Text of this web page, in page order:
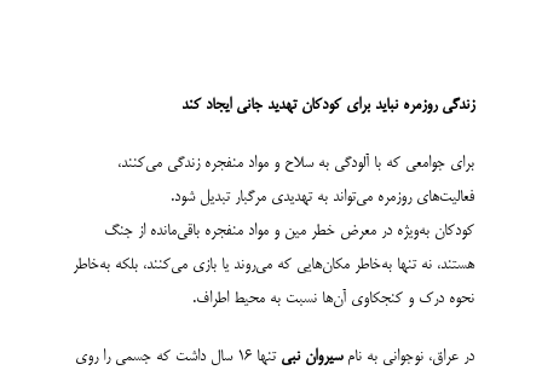
زندگی روزمره نباید برای کودکان تهدید جانی ایجاد کند
برای جوامعی که با آلودگی به سلاح و مواد منفجره زندگی می‌کنند،
فعالیت‌های روزمره می‌تواند به تهدیدی مرگبار تبدیل شود.
کودکان به‌ویژه در معرض خطر مین‌ و مواد منفجره باقی‌مانده از جنگ
هستند، نه تنها به‌خاطر مکان‌هایی که می‌روند یا بازی می‌کنند، بلکه به‌خاطر
نحوه درک و کنجکاوی آن‌ها نسبت به محیط اطراف.
در عراق، نوجوانی به نامسیروان نبی
تنها ۱۶ سال داشت که جسمی را روی